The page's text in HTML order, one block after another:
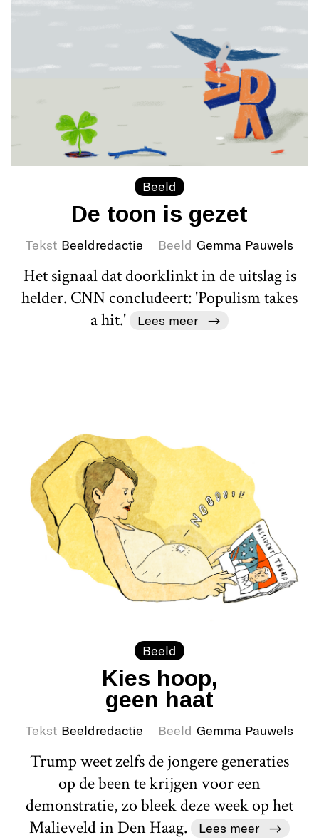
Beeld
De toon is gezet
Tekst Beeldredactie Beeld Gemma Pauwels
Het signaal dat doorklinkt in de uitslag is
helder. CNN concludeert: 'Populism takes
a hit.'
Lees meer
Beeld
Kies hoop,
geen haat
Tekst Beeldredactie Beeld Gemma Pauwels
Trump weet zelfs de jongere generaties
op de been te krijgen voor een
demonstratie, zo bleek deze week op het
Malieveld in Den Haag.
Lees meer